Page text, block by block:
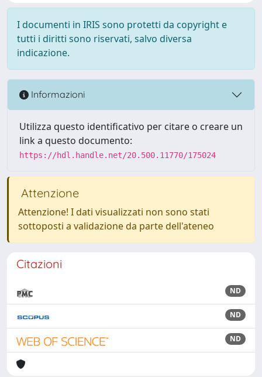
I documenti in IRIS sono protetti da copyright e
tutti i diritti sono riservati, salvo diversa
indicazione.
Informazioni
Utilizza questo identificativo per citare o creare un
link a questo documento:
https://hdl.handle.net/20.500.11770/175024
Attenzione
Attenzione! I dati visualizzati non sono stati
sottoposti a validazione da parte dell'ateneo
Citazioni
ND
ND
ND